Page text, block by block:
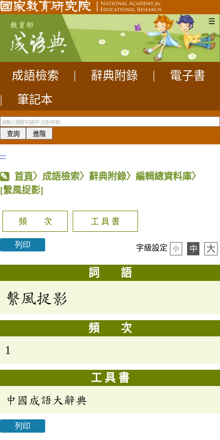
☰
成語檢索 辭典附錄
電子書
|
筆記本
:::
首頁〉成語檢索〉辭典附錄〉編輯總資料庫〉
[繫風捉影]
頻 次 工 具 書
列印 字級設定 小 中 大
詞 語
繫風捉影
頻 次
1
工 具 書
中國成語大辭典
列印